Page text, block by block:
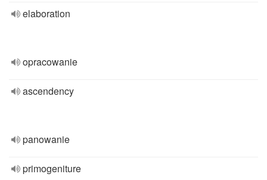
elaboration
opracowanie
ascendency
panowanie
primogeniture